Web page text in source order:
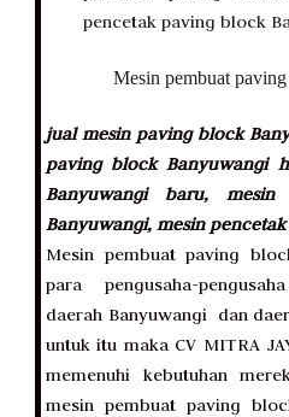
Mesin pembuat
jual mesin paving block
paving block Banyuwangi
Banyuwangi baru,
Banyuwangi, mesin
Mesin pembuat paving
para pengusaha-
daerah Banyuwangi dan
untuk itu maka CV MITRA
memenuhi kebutuhan
mesin pembuat paving